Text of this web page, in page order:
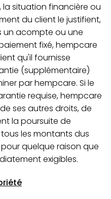
la situation financière ou
du client le justifient,
un acompte ou une
fixé, hempcare
qu'il fournisse
(supplémentaire)
par hempcare. Si le
requise, hempcare
ses autres droits, de
la poursuite de
les montants dus
quelque raison que
exigibles.